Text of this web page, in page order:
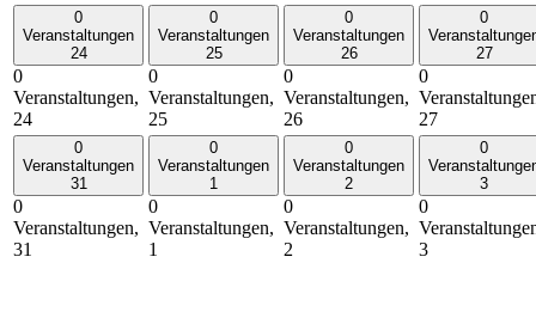
0
Veranstaltungen
24
0
Veranstaltungen,
24
0
Veranstaltungen
25
0
Veranstaltungen,
25
0
Veranstaltungen
26
0
Veranstaltungen,
26
0
27
0
27
0
Veranstaltungen
31
0
Veranstaltungen,
31
0
Veranstaltungen
1
0
Veranstaltungen,
1
0
Veranstaltungen
2
0
Veranstaltungen,
2
0
3
0
3